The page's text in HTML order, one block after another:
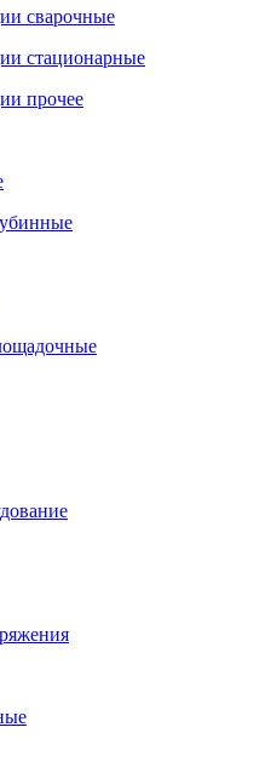
сварочные
стационарные
прочее